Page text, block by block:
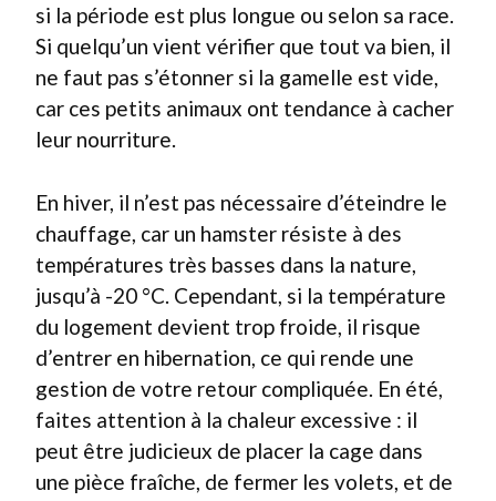
si la période est plus longue ou selon sa race.
Si quelqu’un vient vérifier que tout va bien, il
ne faut pas s’étonner si la gamelle est vide,
car ces petits animaux ont tendance à cacher
leur nourriture.
En hiver, il n’est pas nécessaire d’éteindre le
chauffage, car un hamster résiste à des
températures très basses dans la nature,
jusqu’à -20 °C. Cependant, si la température
du logement devient trop froide, il risque
d’entrer en hibernation, ce qui rende une
gestion de votre retour compliquée. En été,
faites attention à la chaleur excessive : il
peut être judicieux de placer la cage dans
une pièce fraîche, de fermer les volets, et de